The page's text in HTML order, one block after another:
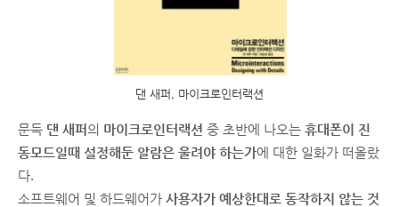
댄 새퍼, 마이크로인터랙션
문득 댄 새퍼의 마이크로인터랙션 중 초반에 나오는 휴대폰이 진
동모드일때 설정해둔 알람은 울려야 하는가에 대한 일화가 떠올랐
다.
소프트웨어 및 하드웨어가 사용자가 예상한대로 동작하지 않는 것